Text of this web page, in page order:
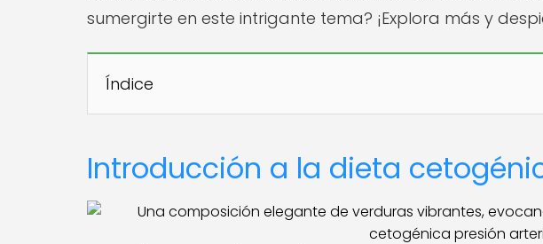
sumergirte en este intrigante tema? ¡Explora más y
Índice
Introducción a la dieta